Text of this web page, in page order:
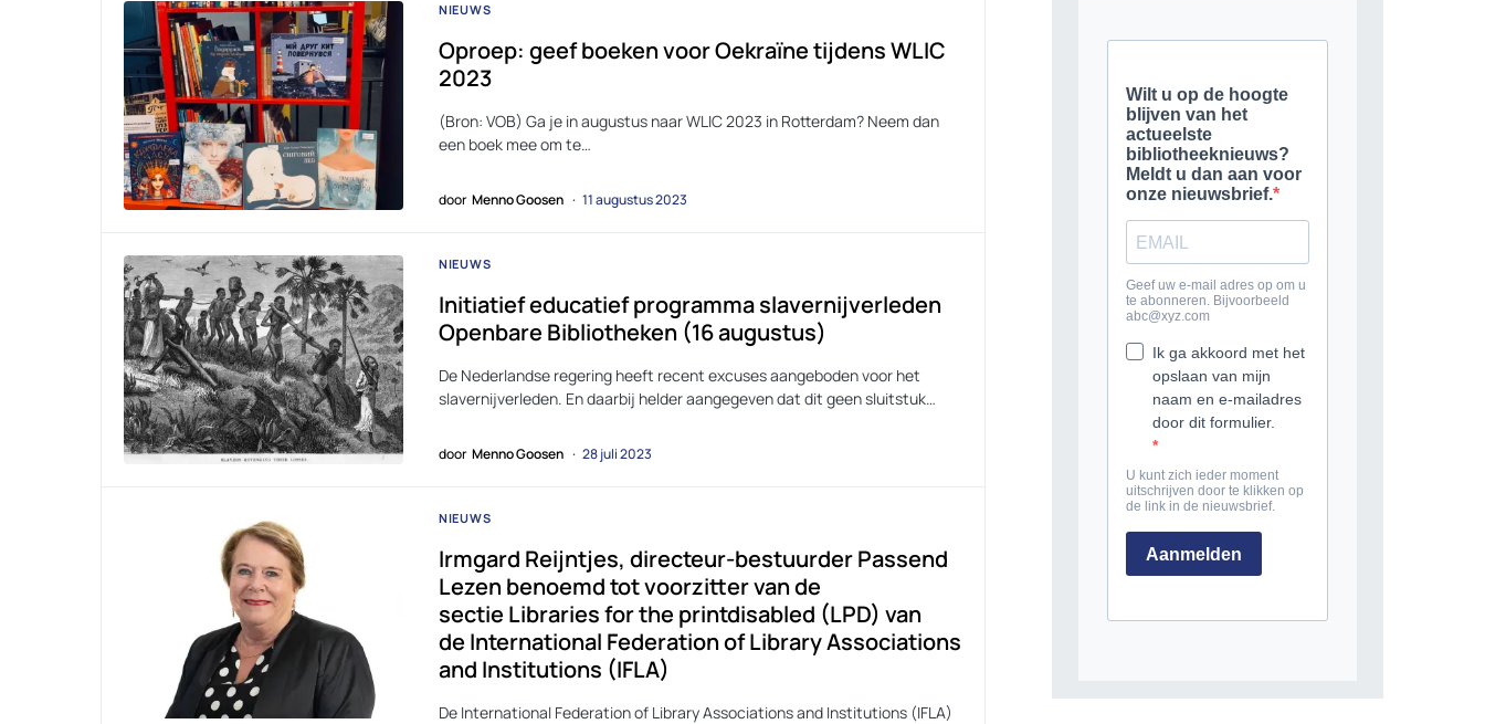
NIEUWS
Oproep: geef boeken voor Oekraïne tijdens WLIC
2023
(Bron: VOB) Ga je in augustus naar WLIC 2023 in Rotterdam? Neem dan
een boek mee om te…
door Menno Goosen 11 augustus 2023
NIEUWS
Initiatief educatief programma slavernijverleden
Openbare Bibliotheken (16 augustus)
De Nederlandse regering heeft recent excuses aangeboden voor het
slavernijverleden. En daarbij helder aangegeven dat dit geen sluitstuk…
door Menno Goosen 28 juli 2023
NIEUWS
Irmgard Reijntjes, directeur-bestuurder Passend
Lezen benoemd tot voorzitter van de
sectie Libraries for the printdisabled (LPD) van
de International Federation of Library Associations
and Institutions (IFLA)
De International Federation of Library Associations and Institutions (IFLA)